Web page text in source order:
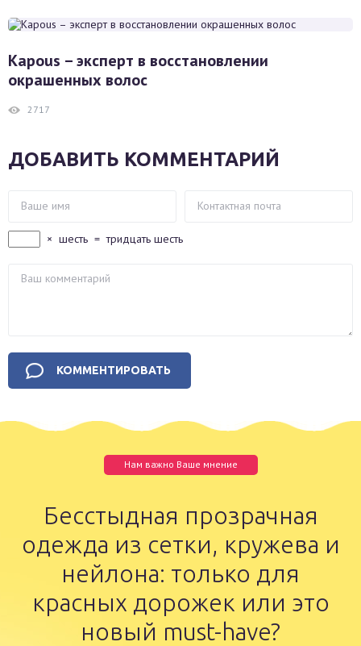
Kapous – эксперт в восстановлении
окрашенных волос
2717
ДОБАВИТЬ КОММЕНТАРИЙ
× шесть = тридцать шесть
Нам важно Ваше мнение
Бесстыдная прозрачная
одежда из сетки, кружева и
нейлона: только для
красных дорожек или это
новый must-have?